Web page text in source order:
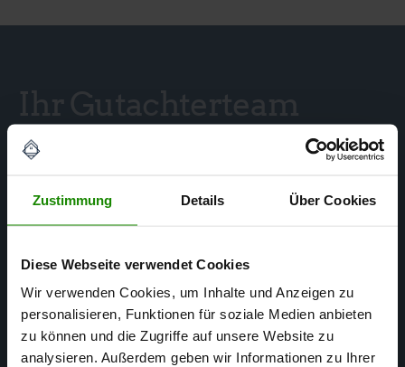
Zustimmung Details Über Cookies
Diese Webseite verwendet Cookies
Wir verwenden Cookies, um Inhalte und Anzeigen zu
personalisieren, Funktionen für soziale Medien anbieten
zu können und die Zugriffe auf unsere Website zu
analysieren. Außerdem geben wir Informationen zu Ihrer
Ihr Gutachterteam
in Bielefeld und
Ostwestfalen-Lippe